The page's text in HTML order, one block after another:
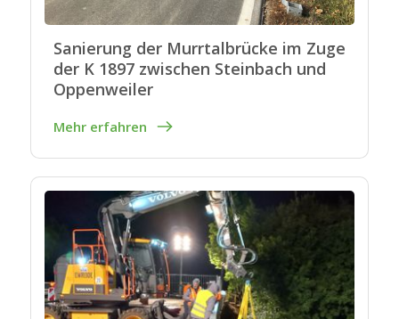
Sanierung der Murrtalbrücke im Zuge
der K 1897 zwischen Steinbach und
Oppenweiler
Mehr erfahren